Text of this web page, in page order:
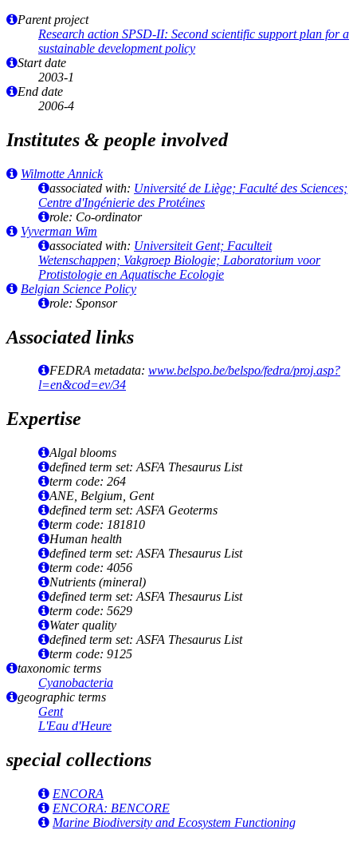
Parent project
Research action SPSD-II: Second scientific support plan for a
sustainable development policy
Start date
2003-1
End date
2006-4
Institutes & people involved
Wilmotte Annick
associated with: Université de Liège; Faculté des Sciences;
Centre d'Ingénierie des Protéines
role: Co-ordinator
Vyverman Wim
associated with: Universiteit Gent; Faculteit
Wetenschappen; Vakgroep Biologie; Laboratorium voor
Protistologie en Aquatische Ecologie
Belgian Science Policy
role: Sponsor
Associated links
FEDRA metadata: www.belspo.be/belspo/fedra/proj.asp?
l=en&cod=ev/34
Expertise
Algal blooms
defined term set: ASFA Thesaurus List
term code: 264
ANE, Belgium, Gent
defined term set: ASFA Geoterms
term code: 181810
Human health
defined term set: ASFA Thesaurus List
term code: 4056
Nutrients (mineral)
defined term set: ASFA Thesaurus List
term code: 5629
Water quality
defined term set: ASFA Thesaurus List
term code: 9125
taxonomic terms
Cyanobacteria
geographic terms
Gent
L'Eau d'Heure
special collections
ENCORA
ENCORA: BENCORE
Marine Biodiversity and Ecosystem Functioning